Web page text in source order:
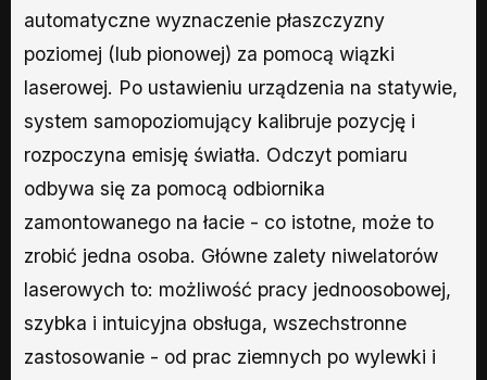
automatyczne wyznaczenie płaszczyzny
poziomej (lub pionowej) za pomocą wiązki
laserowej. Po ustawieniu urządzenia na statywie,
system samopoziomujący kalibruje pozycję i
rozpoczyna emisję światła. Odczyt pomiaru
odbywa się za pomocą odbiornika
zamontowanego na łacie - co istotne, może to
zrobić jedna osoba. Główne zalety niwelatorów
laserowych to: możliwość pracy jednoosobowej,
szybka i intuicyjna obsługa, wszechstronne
zastosowanie - od prac ziemnych po wylewki i